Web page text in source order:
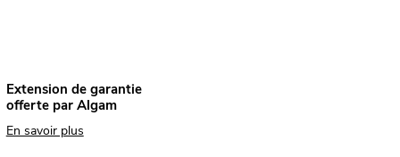
Extension de garantie
offerte par Algam
En savoir plus